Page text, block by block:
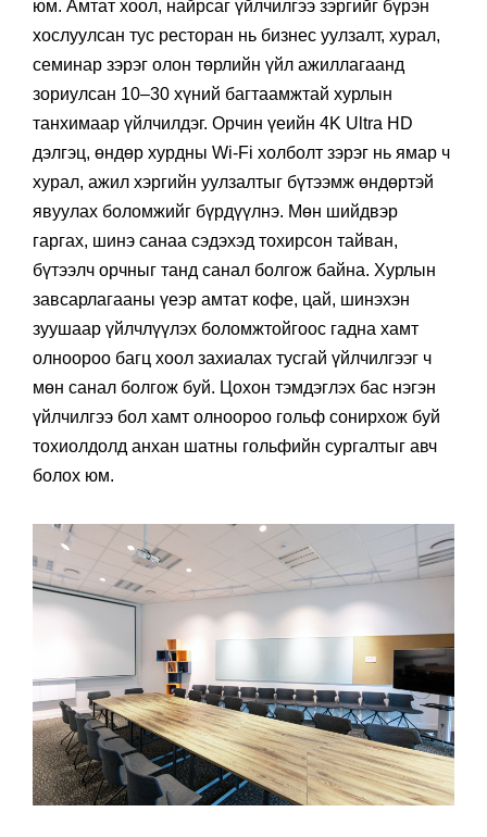
юм. Амтат хоол, найрсаг үйлчилгээ зэргийг бүрэн
хослуулсан тус ресторан нь бизнес уулзалт, хурал,
семинар зэрэг олон төрлийн үйл ажиллагаанд
зориулсан 10–30 хүний багтаамжтай хурлын
танхимаар үйлчилдэг. Орчин үеийн 4K Ultra HD
дэлгэц, өндөр хурдны Wi-Fi холболт зэрэг нь ямар ч
хурал, ажил хэргийн уулзалтыг бүтээмж өндөртэй
явуулах боломжийг бүрдүүлнэ. Мөн шийдвэр
гаргах, шинэ санаа сэдэхэд тохирсон тайван,
бүтээлч орчныг танд санал болгож байна. Хурлын
завсарлагааны үеэр амтат кофе, цай, шинэхэн
зуушаар үйлчлүүлэх боломжтойгоос гадна хамт
олноороо багц хоол захиалах тусгай үйлчилгээг ч
мөн санал болгож буй. Цохон тэмдэглэх бас нэгэн
үйлчилгээ бол хамт олноороо гольф сонирхож буй
тохиолдолд анхан шатны гольфийн сургалтыг авч
болох юм.